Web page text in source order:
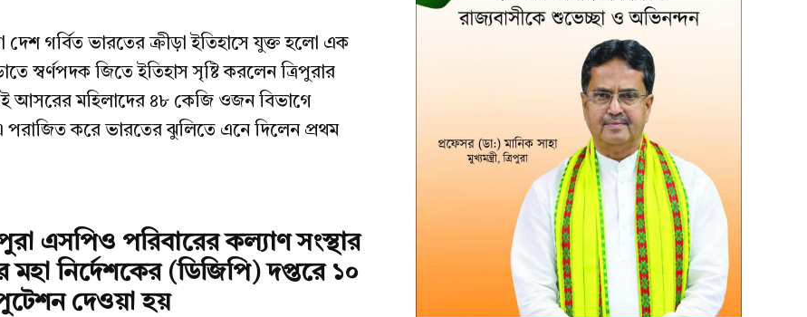
দেশ গর্বিত ভারতের ক্রীড়া ইতিহাসে যুক্ত হলো এক
জিতে ইতিহাস সৃষ্টি করলেন ত্রিপুরার
এই আসরের মহিলাদের ৪৮ কেজি ওজন বিভাগে
এ পরাজিত করে ভারতের ঝুলিতে এনে দিলেন প্রথম
এসপিও পরিবারের কল্যাণ সংস্থার
মহা নির্দেশকের (ডিজিপি) দপ্তরে ১০
দেওয়া হয়